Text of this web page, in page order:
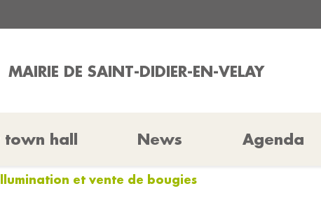
MAIRIE DE SAINT-DIDIER-EN-VELAY
town hall News Agenda
et vente de bougies